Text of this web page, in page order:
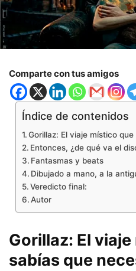
Comparte con tus amigos
Índice de contenidos
Gorillaz: El viaje místico
Entonces, ¿de qué va el
Fantasmas y beats
Dibujado a mano, a la
Veredicto final:
Autor
Gorillaz: El
sabías que